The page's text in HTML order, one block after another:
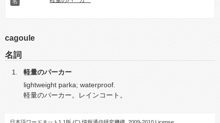
cagoule
名詞
軽量のパーカー
lightweight parka; waterproof.
軽量のパーカー。レインコート。